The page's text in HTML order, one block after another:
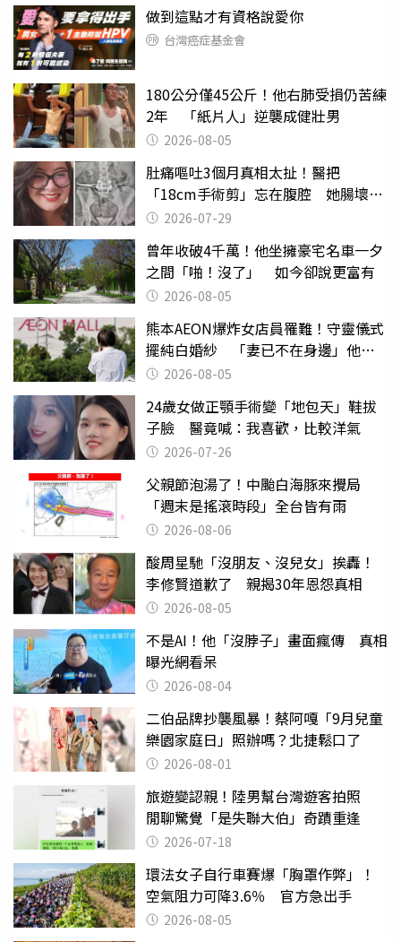
做到這點才有資格說愛你
台灣癌症基金會
180公分僅45公斤！他右肺受損仍苦練
2年 「紙片人」逆襲成健壯男
2026-08-05
肚痛嘔吐3個月真相太扯！醫把
「18cm手術剪」忘在腹腔 她腸壞死
險喪命
2026-07-29
曾年收破4千萬！他坐擁豪宅名車一夕
之間「啪！沒了」 如今卻說更富有
2026-08-05
熊本AEON爆炸女店員罹難！守靈儀式
擺純白婚紗 「妻已不在身邊」他淚
喊：無法想像
2026-08-05
24歲女做正顎手術變「地包天」鞋拔
子臉 醫竟喊：我喜歡，比較洋氣
2026-07-26
父親節泡湯了！中颱白海豚來攪局
「週末是搖滾時段」全台皆有雨
2026-08-06
酸周星馳「沒朋友、沒兒女」挨轟！
李修賢道歉了 親揭30年恩怨真相
2026-08-05
不是AI！他「沒脖子」畫面瘋傳 真相
曝光網看呆
2026-08-04
二伯品牌抄襲風暴！蔡阿嘎「9月兒童
樂園家庭日」照辦嗎？北捷鬆口了
2026-08-01
旅遊變認親！陸男幫台灣遊客拍照
閒聊驚覺「是失聯大伯」奇蹟重逢
2026-07-18
環法女子自行車賽爆「胸罩作弊」！
空氣阻力可降3.6％ 官方急出手
2026-08-05